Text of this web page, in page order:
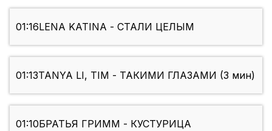
01:16LENA KATINA - СТАЛИ ЦЕЛЫМ
01:13TANYA LI, TIM - ТАКИМИ ГЛАЗАМИ (3 мин)
01:10БРАТЬЯ ГРИММ - КУСТУРИЦА